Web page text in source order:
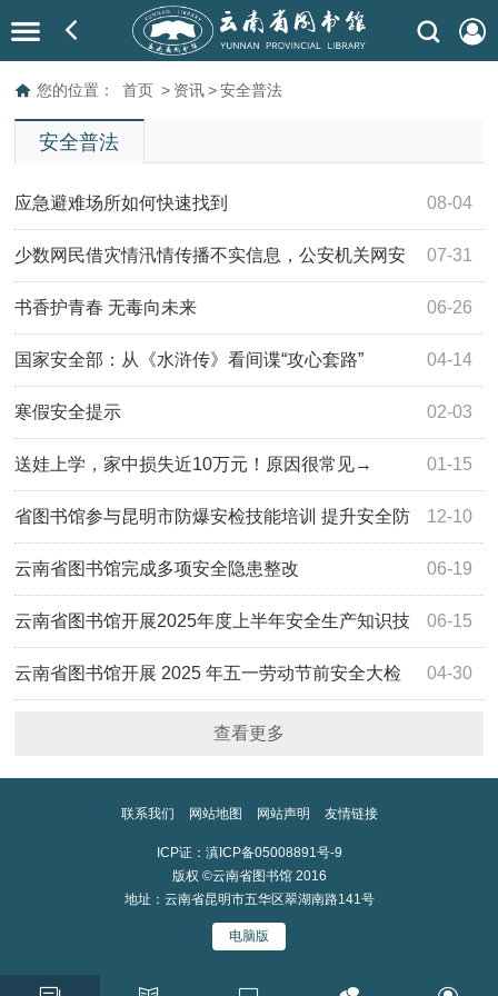
您的位置： 首页 > 资讯 > 安全普法
安全普法
08-04
应急避难场所如何快速找到
07-31
少数网民借灾情汛情传播不实信息，公安机关网安
部门依法打击—— 这些涉灾网络谣言要严查 06-26
书香护青春 无毒向未来
04-14
国家安全部：从《水浒传》看间谍“攻心套路”
02-03
寒假安全提示
01-15
送娃上学，家中损失近10万元！原因很常见→
12-10
省图书馆参与昆明市防爆安检技能培训 提升安全防
护能力 06-19
云南省图书馆完成多项安全隐患整改
06-15
云南省图书馆开展2025年度上半年安全生产知识技
能培训与应急演练 04-30
云南省图书馆开展 2025 年五一劳动节前安全大检
查看更多
联系我们 网站地图 网站声明 友情链接
ICP证：滇ICP备05008891号-9
版权 ©云南省图书馆 2016
地址：云南省昆明市五华区翠湖南路141号
电脑版